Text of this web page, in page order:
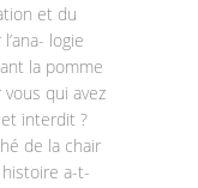
et du
logie
la pomme
qui avez
interdit ?
de la chair
a-t-